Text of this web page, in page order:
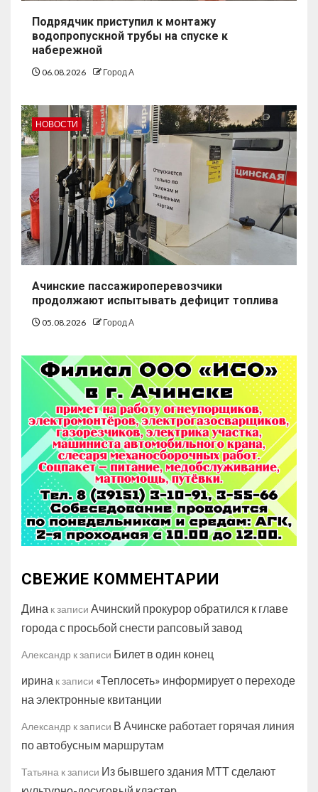
Подрядчик приступил к монтажу
водопропускной трубы на спуске к
набережной
06.08.2026 Город А
НОВОСТИ
Ачинские пассажироперевозчики
продолжают испытывать дефицит топлива
05.08.2026 Город А
СВЕЖИЕ КОММЕНТАРИИ
Дина к записи Ачинский прокурор обратился к главе
города с просьбой снести рапсовый завод
Александр к записи Билет в один конец
ирина к записи «Теплосеть» информирует о переходе
на электронные квитанции
Александр к записи В Ачинске работает горячая линия
по автобусным маршрутам
Татьяна к записи Из бывшего здания МТТ сделают